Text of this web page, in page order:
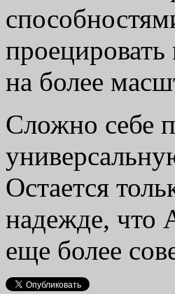
на более
Сложно себе
Остается
надежде, что
еще более